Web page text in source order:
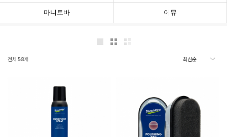
마니토바 이뮤
전체 58개